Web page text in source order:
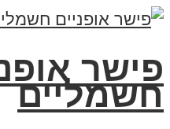
פישר
חשמליים